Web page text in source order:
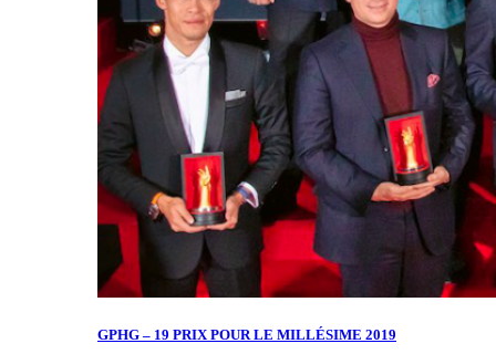
GPHG – 19 PRIX POUR LE MILLÉSIME 2019